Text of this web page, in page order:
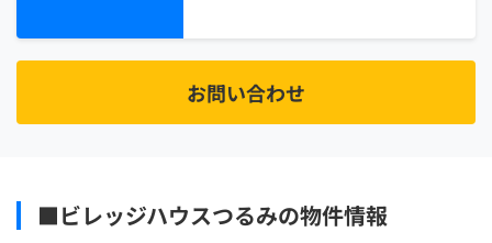
お問い合わせ
■ビレッジハウスつるみの物件情報